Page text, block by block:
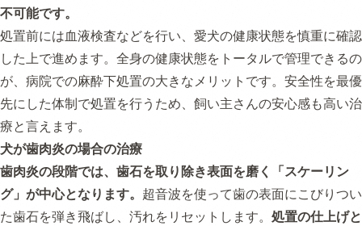
不可能です。
処置前には血液検査などを行い、愛犬の健康状態を慎重に確認
した上で進めます。全身の健康状態をトータルで管理できるの
が、病院での麻酔下処置の大きなメリットです。安全性を最優
先にした体制で処置を行うため、飼い主さんの安心感も高い治
療と言えます。
犬が歯肉炎の場合の治療
歯肉炎の段階では、歯石を取り除き表面を磨く「スケーリン
グ」が中心となります。 超音波を使って歯の表面にこびりつい
た歯石を弾き飛ばし、汚れをリセットします。 処置の仕上げと